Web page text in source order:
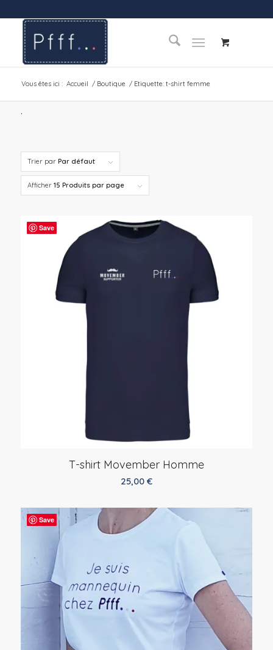
Vous êtes ici : Accueil / Boutique / Etiquette: t-shirt femme
.
Trier par Par défaut
Afficher 15 Produits par page
Save
T-shirt Movember Homme
25,00 €
Save